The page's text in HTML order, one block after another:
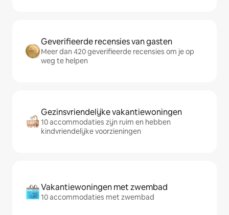
Geverifieerde recensies van gasten
Meer dan 420 geverifieerde recensies om je op
weg te helpen
Gezinsvriendelijke vakantiewoningen
10 accommodaties zijn ruim en hebben
kindvriendelijke voorzieningen
Vakantiewoningen met zwembad
10 accommodaties met zwembad